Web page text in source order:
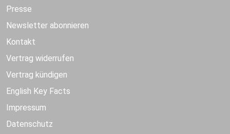
Presse
Newsletter abonnieren
Kontakt
Vertrag widerrufen
Vertrag kündigen
English Key Facts
Impressum
Datenschutz